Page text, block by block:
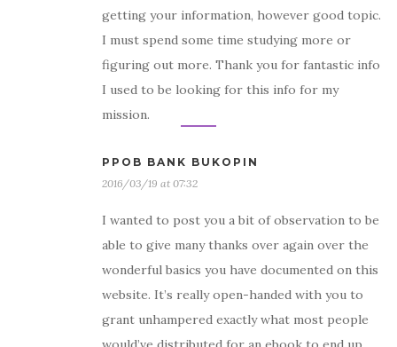
getting your information, however good topic.
I must spend some time studying more or
figuring out more. Thank you for fantastic info
I used to be looking for this info for my
mission.
PPOB BANK BUKOPIN
2016/03/19 at 07:32
I wanted to post you a bit of observation to be
able to give many thanks over again over the
wonderful basics you have documented on this
website. It’s really open-handed with you to
grant unhampered exactly what most people